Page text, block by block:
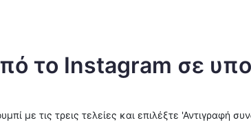
το Instagram σε
με τις τρεις τελείες και επιλέξτε 'Αντιγραφή